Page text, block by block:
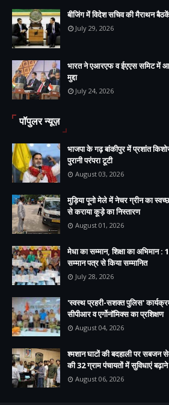
बीजिंग में विदेश सचिव की मैराथन
July 29, 2026
भारत ने एआरएफ व ईएएस समिट में
मुद्दा
July 24, 2026
पॉपुलर न्यूज़
भाजपा के गढ़ बांकीपुर में प्रशांत
पुरानी परंपरा टूटी
August 03, 2026
मुड़िया पूनो मेले में नेचर ग्रीन का
से कराया कूड़े का निस्तारण
August 01, 2026
मेधा का सम्मान, शिक्षा का अभिमान :
सम्मान पत्र से किया सम्मानित
July 28, 2026
'स्वस्थ प्रहरी-सशक्त पुलिस'
सीपीआर व एर्गोनॉमिक्स का प्रशिक्षण
August 04, 2026
श्मशान घाटों की बदहाली पर सबजन
की 32 ग्राम पंचायतों में सुविधाएं
August 06, 2026